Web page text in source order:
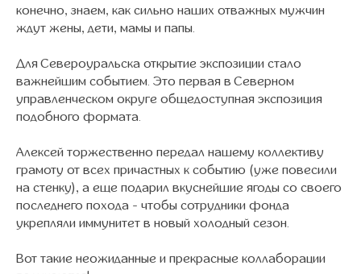
конечно, знаем, как сильно наших отважных мужчин
ждут жены, дети, мамы и папы.
Для Североуральска открытие экспозиции стало
важнейшим событием. Это первая в Северном
управленческом округе общедоступная экспозиция
подобного формата.
Алексей торжественно передал нашему коллективу
грамоту от всех причастных к событию (уже повесили
на стенку), а еще подарил вкуснейшие ягоды со своего
последнего похода - чтобы сотрудники фонда
укрепляли иммунитет в новый холодный сезон.
Вот такие неожиданные и прекрасные коллаборации